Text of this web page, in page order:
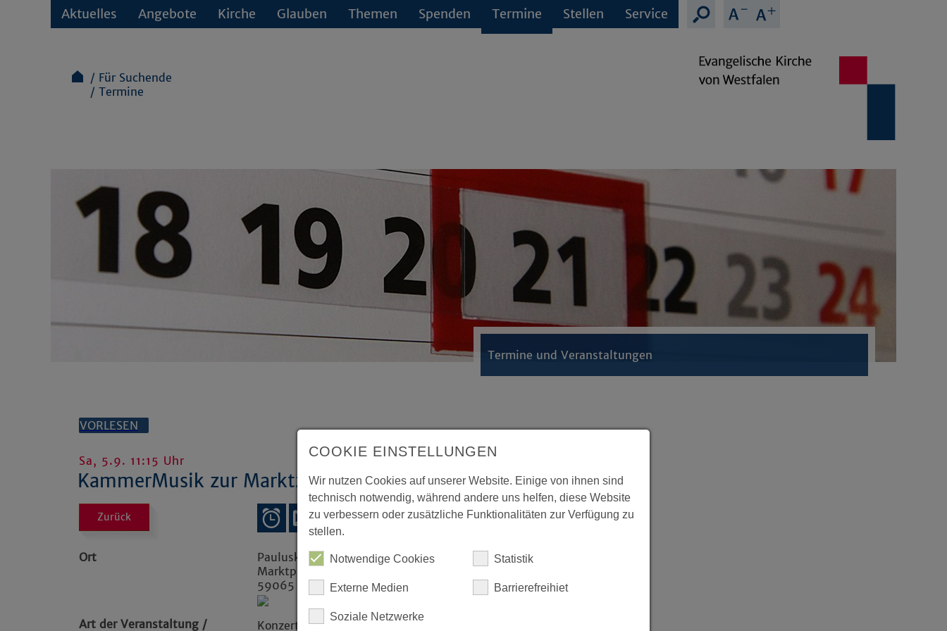
Aktuelles Angebote Kirche Glauben Themen Spenden Termine Stellen Service
Für Suchende
Termine
Termine und Veranstaltungen
VORLESEN
Sa, 5.9. 11:15 Uhr
KammerMusik zur Marktzeit
Zurück
Ort
Pauluskirche Hamm
Marktplatz 16
59065
Hamm
Art der Veranstaltung /
Konzerte / Theater / Musik
COOKIE EINSTELLUNGEN
Wir nutzen Cookies auf unserer Website. Einige von ihnen sind
technisch notwendig, während andere uns helfen, diese Website
zu verbessern oder zusätzliche Funktionalitäten zur Verfügung zu
stellen.
Notwendige Cookies Statistik
Externe Medien Barrierefreihiet
Soziale Netzwerke